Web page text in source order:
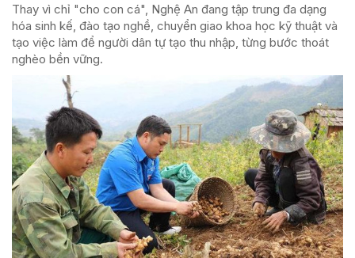
Thay vì chỉ "cho con cá", Nghệ An đang tập trung đa dạng
hóa sinh kế, đào tạo nghề, chuyển giao khoa học kỹ thuật và
tạo việc làm để người dân tự tạo thu nhập, từng bước thoát
nghèo bền vững.